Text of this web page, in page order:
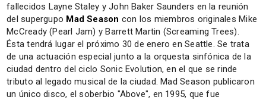
fallecidos Layne Staley y John Baker Saunders en la reunión
del supergupo Mad Season con los miembros originales Mike
McCready (Pearl Jam) y Barrett Martin (Screaming Trees).
Ésta tendrá lugar el próximo 30 de enero en Seattle. Se trata
de una actuación especial junto a la orquesta sinfónica de la
ciudad dentro del ciclo Sonic Evolution, en el que se rinde
tributo al legado musical de la ciudad. Mad Season publicaron
un único disco, el soberbio "Above", en 1995, que fue